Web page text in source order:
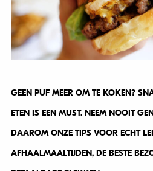
GEEN PUF MEER OM TE KOKEN?
ETEN IS EEN MUST. NEEM NOOIT
DAAROM ONZE TIPS VOOR ECHT
AFHAALMAALTIJDEN, DE BESTE